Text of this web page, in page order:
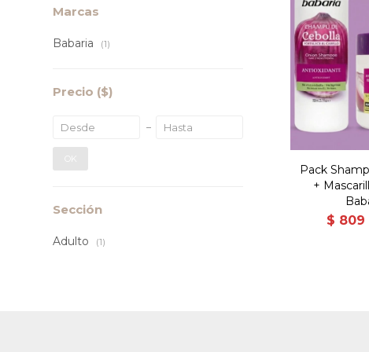
Pack
+
$ 809
Marcas
Babaria (1)
Precio ($)
OK
Sección
Adulto (1)